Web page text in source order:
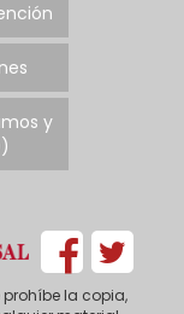
y
prohíbe la copia,